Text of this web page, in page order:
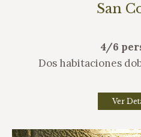
San
4/6
Dos habitaciones
Ver